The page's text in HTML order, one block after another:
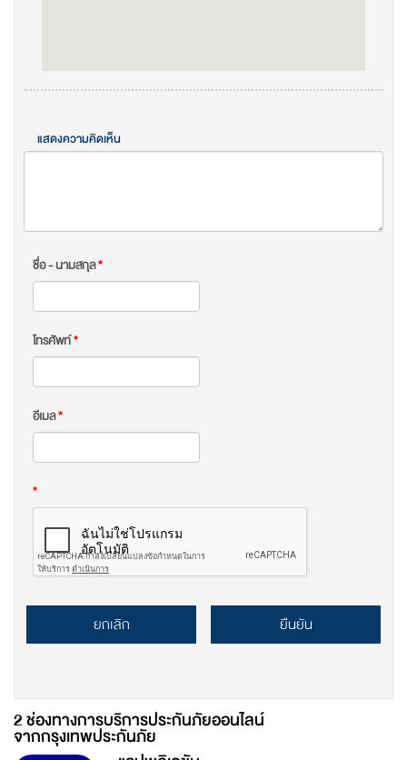
แสดงความคิดเห็น
ชื่อ - นามสกุล*
โทรศัพท์*
อีเมล*
*
ยกเลิก ยืนยัน
2 ช่องทางการบริการประกันภัยออนไลน์
จากกรุงเทพประกันภัย